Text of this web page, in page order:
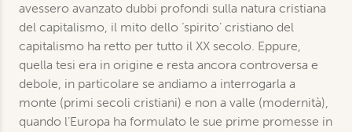
avessero avanzato dubbi profondi sulla natura cristiana
del capitalismo, il mito dello ‘spirito’ cristiano del
capitalismo ha retto per tutto il XX secolo. Eppure,
quella tesi era in origine e resta ancora controversa e
debole, in particolare se andiamo a interrogarla a
monte (primi secoli cristiani) e non a valle (modernità),
quando l’Europa ha formulato le sue prime promesse in